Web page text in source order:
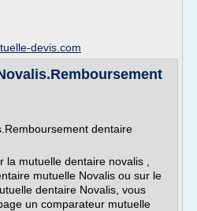
devis.com
dentaire
mutuelle dentaire novalis ,
mutuelle Novalis ou sur le
dentaire Novalis, vous
un comparateur mutuelle